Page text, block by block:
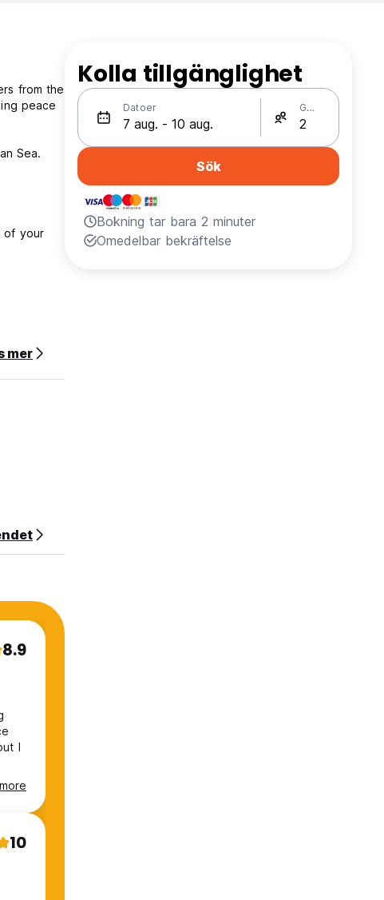
from the
peace
Sea.
of your
mer
8.9
I
10
Kolla tillgänglighet
Datoer Gäster
Sök
Bokning tar bara 2 minuter
Omedelbar bekräftelse